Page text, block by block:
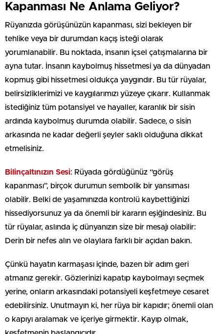
Kapanması Ne Anlama Geliyor?
Rüyanızda görüşünüzün kapanması, sizi bekleyen bir
tehlike veya bir durumdan kaçış isteği olarak
yorumlanabilir. Bu noktada, insanın içsel çatışmalarına bir
ayna tutar. İnsanın kaybolmuş hissetmesi ya da dünyadan
kopmuş gibi hissetmesi oldukça yaygındır. Bu tür rüyalar,
belirsizliklerimizi ve kaygılarımızı yüzeye çıkarır. Kullanmak
istediğiniz tüm potansiyel ve hayaller, karanlık bir sisin
ardında kaybolmuş durumda olabilir. Sadece, o sisin
arkasında ne kadar değerli şeyler saklı olduğuna dikkat
etmelisiniz.
Bilinçaltınızın Sesi: Rüyada gördüğünüz “görüş
kapanması”, birçok durumun sembolik bir yansıması
olabilir. Belki de yaşamınızda kontrolü kaybettiğinizi
hissediyorsunuz ya da önemli bir kararın eşiğindesiniz. Bu
tür rüyalar, aslında iç dünyanızın size bir mesajı olabilir:
Derin bir nefes alın ve olaylara farklı bir açıdan bakın.
Çünkü hayatın karmaşası içinde, bazen bir adım geri
atmanız gerekir. Gözlerinizi kapatıp kaybolmayı seçmek
yerine, onların arkasındaki potansiyeli keşfetmeye cesaret
edebilirsiniz. Unutmayın ki, her rüya bir kapıdır; önemli olan
o kapıyı aralamak ve içeriye girmektir. Kayıp olmak,